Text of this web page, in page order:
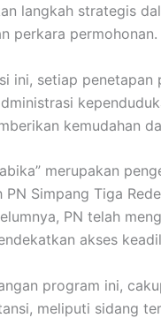
langkah strategis
perkara permohonan.
ini, setiap
kemudahan
merupakan
PN Simpang Tiga
PN telah
akses
program ini,
meliputi sidang